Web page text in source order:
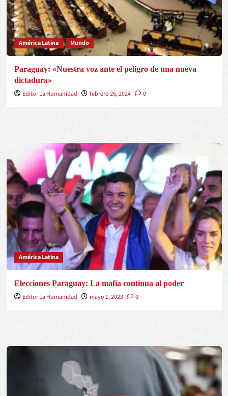
América Latina Mundo
Paraguay: «Nuestra voz ante el peligro de una nueva
dictadura»
Editor La Humanidad
febrero 26, 2024 0
América Latina
Elecciones Paraguay: La mafia continua al poder
Editor La Humanidad
mayo 1, 2023 0